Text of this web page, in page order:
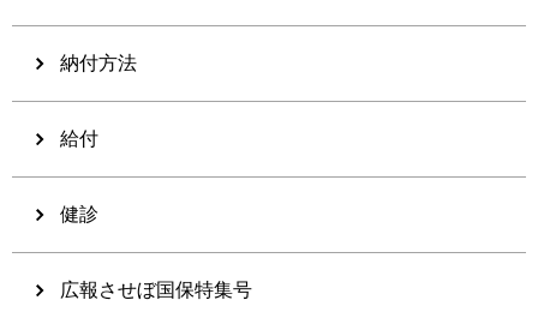
納付方法
給付
健診
広報させぼ国保特集号